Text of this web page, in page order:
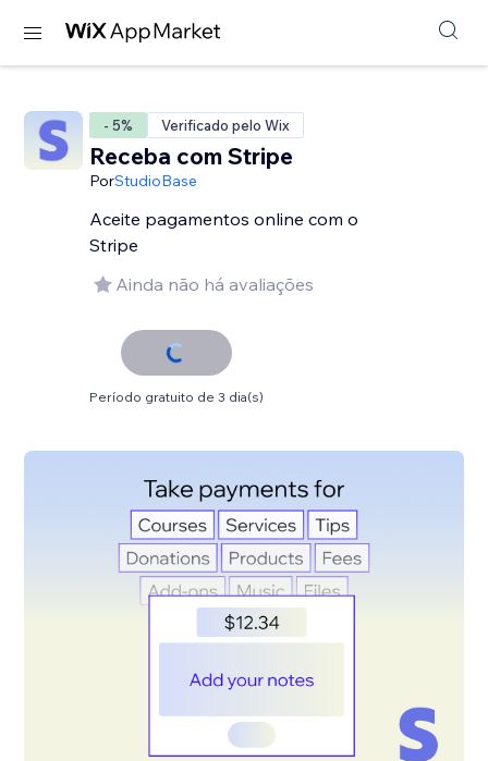
- 5% Verificado pelo Wix
Receba com Stripe
PorStudioBase
Aceite pagamentos online com o
Stripe
Ainda não há avaliações
Período gratuito de 3 dia(s)